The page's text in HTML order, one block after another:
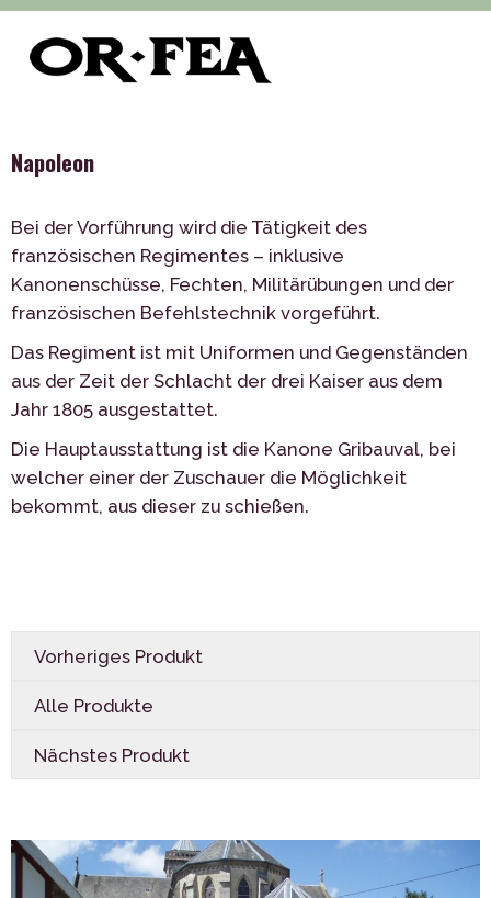
of-fea, programmzentrum > Služby
Napoleon
Napoleon
Bei der Vorführung wird die Tätigkeit des
französischen Regimentes – inklusive
Kanonenschüsse, Fechten, Militärübungen und der
französischen Befehlstechnik vorgeführt.
Das Regiment ist mit Uniformen und Gegenständen
aus der Zeit der Schlacht der drei Kaiser aus dem
Jahr 1805 ausgestattet.
Die Hauptausstattung ist die Kanone Gribauval, bei
welcher einer der Zuschauer die Möglichkeit
bekommt, aus dieser zu schießen.
Vorheriges Produkt
Alle Produkte
Nächstes Produkt